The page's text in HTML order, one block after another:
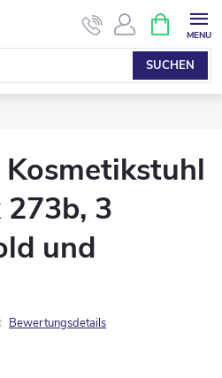
SUCHEN
273b, 3
und
Bewertungsdetails